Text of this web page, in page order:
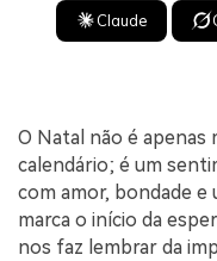
Claude
O Natal não é apenas
calendário; é um
com amor, bondade e
marca o início da
nos faz lembrar da